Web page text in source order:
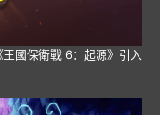
國保衛戰 6：起源》引入